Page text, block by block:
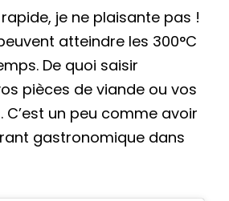
je ne plaisante pas !
atteindre les 300°C
De quoi saisir
pièces de viande ou vos
C’est un peu comme avoir
gastronomique dans